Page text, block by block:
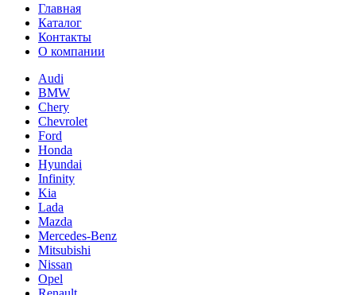
Главная
Каталог
Контакты
О компании
Audi
BMW
Chery
Chevrolet
Ford
Honda
Hyundai
Infinity
Kia
Lada
Mazda
Mercedes-Benz
Mitsubishi
Nissan
Opel